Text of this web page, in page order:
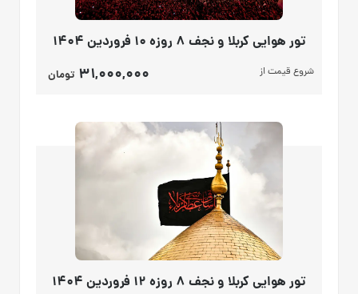
تور هوایی کربلا و نجف 8 روزه 10 فروردین 1404
شروع قیمت از 31,000,000 تومان
تور هوایی کربلا و نجف 8 روزه 12 فروردین 1404